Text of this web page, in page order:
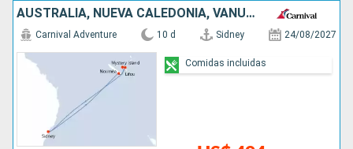
AUSTRALIA, NUEVA CALEDONIA, VANUATU
Carnival Adventure 10 d Sidney 24/08/2027
Comidas incluidas